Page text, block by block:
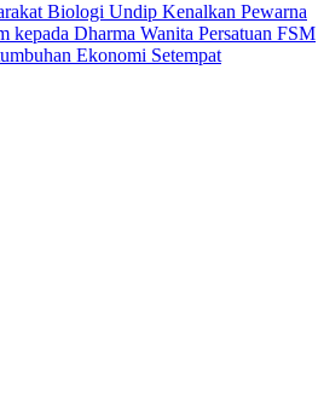
Biologi Undip Kenalkan Pewarna
kepada Dharma Wanita Persatuan FSM
Ekonomi Setempat